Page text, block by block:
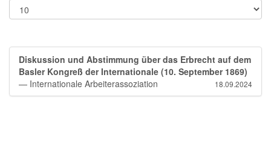
Diskussion und Abstimmung über das Erbrecht auf dem
Basler Kongreß der Internationale (10. September 1869)
— Internationale Arbeiterassoziation
18.09.2024